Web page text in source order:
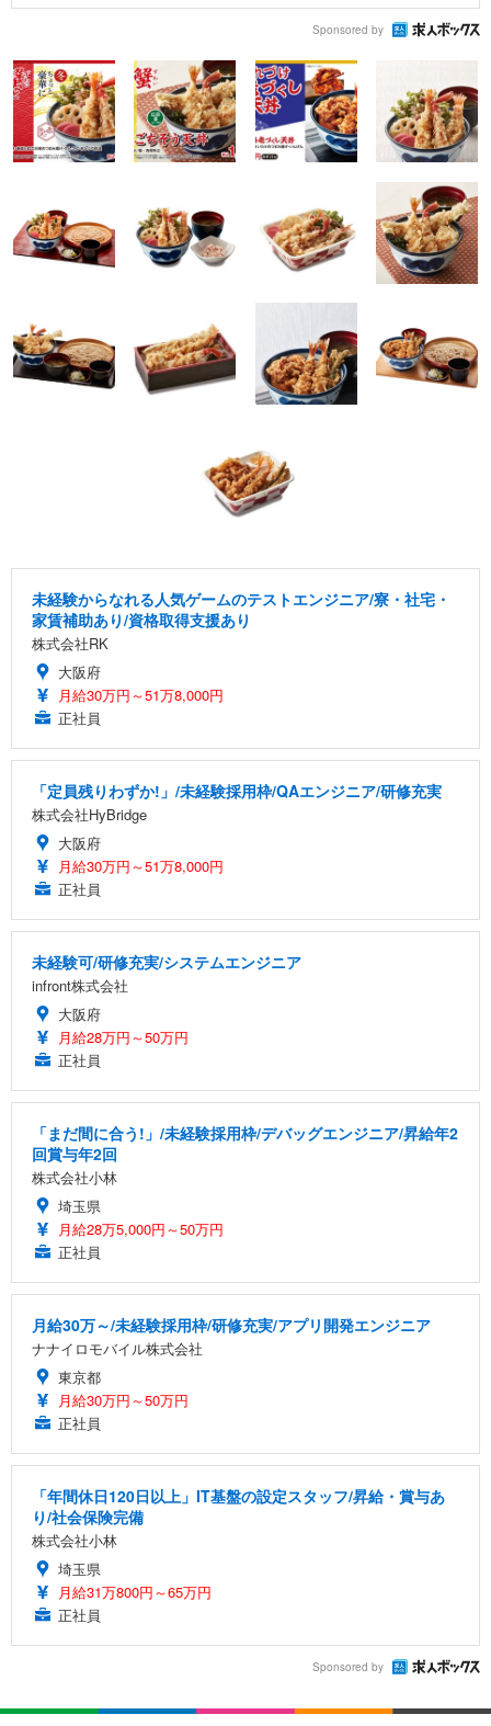
Sponsored by
未経験からなれる人気ゲームのテストエンジニア/寮・社宅・
家賃補助あり/資格取得支援あり
株式会社RK
大阪府
月給30万円～51万8,000円
正社員
「定員残りわずか!」/未経験採用枠/QAエンジニア/研修充実
株式会社HyBridge
大阪府
月給30万円～51万8,000円
正社員
未経験可/研修充実/システムエンジニア
infront株式会社
大阪府
月給28万円～50万円
正社員
「まだ間に合う!」/未経験採用枠/デバッグエンジニア/昇給年2
回賞与年2回
株式会社小林
埼玉県
月給28万5,000円～50万円
正社員
月給30万～/未経験採用枠/研修充実/アプリ開発エンジニア
ナナイロモバイル株式会社
東京都
月給30万円～50万円
正社員
「年間休日120日以上」IT基盤の設定スタッフ/昇給・賞与あ
り/社会保険完備
株式会社小林
埼玉県
月給31万800円～65万円
正社員
Sponsored by